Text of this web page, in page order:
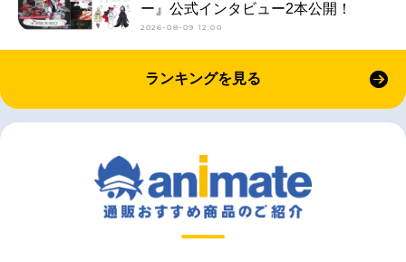
ー』公式インタビュー2本公開！
2026-08-09 12:00
ランキングを見る